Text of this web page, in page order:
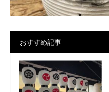
おすすめ記事